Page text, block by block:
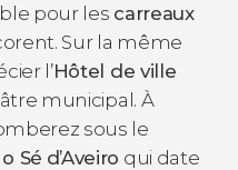
pour les carreaux
Sur la même
l’Hôtel de ville
municipal. À
sous le
Sé d’Aveiro qui date